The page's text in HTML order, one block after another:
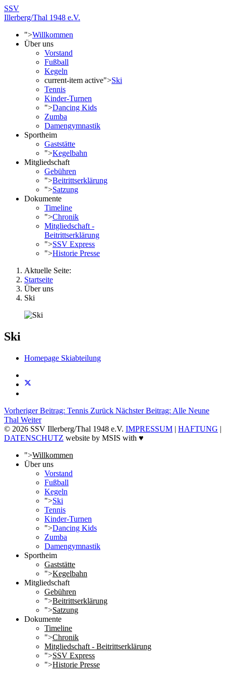
SSV
Illerberg/Thal 1948 e.V.
">Willkommen
Über uns
Vorstand
Fußball
Kegeln
current-item active">Ski
Tennis
Kinder-Turnen
">Dancing Kids
Zumba
Damengymnastik
Sportheim
Gaststätte
">Kegelbahn
Mitgliedschaft
Gebühren
">Beitrittserklärung
">Satzung
Dokumente
Timeline
">Chronik
Mitgliedschaft -
Beitrittserklärung
">SSV Express
">Historie Presse
Aktuelle Seite:
Startseite
Über uns
Ski
Ski
Homepage Skiabteilung
Vorheriger Beitrag: Tennis Zurück Nächster Beitrag: Alle Neune
Thal Weiter
© 2026 SSV Illerberg/Thal 1948 e.V. IMPRESSUM | HAFTUNG |
DATENSCHUTZ website by MSIS with ♥
">Willkommen
Über uns
Vorstand
Fußball
Kegeln
">Ski
Tennis
Kinder-Turnen
">Dancing Kids
Zumba
Damengymnastik
Sportheim
Gaststätte
">Kegelbahn
Mitgliedschaft
Gebühren
">Beitrittserklärung
">Satzung
Dokumente
Timeline
">Chronik
Mitgliedschaft - Beitrittserklärung
">SSV Express
">Historie Presse